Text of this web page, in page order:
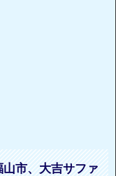
市、大吉サファ